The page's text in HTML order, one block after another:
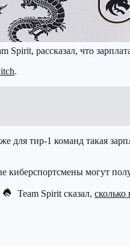
Spirit, рассказал, что
.
для тир-1 команд такая
киберспортсмены могут
Team Spirit сказал,